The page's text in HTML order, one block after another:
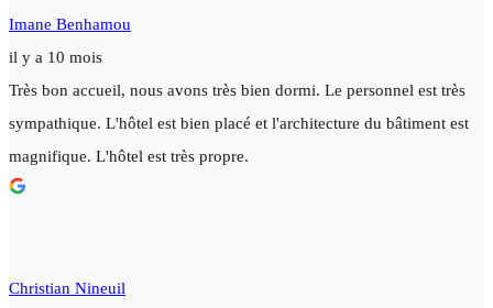
Imane Benhamou
il y a 10 mois
Très bon accueil, nous avons très bien dormi. Le personnel est très
sympathique. L'hôtel est bien placé et l'architecture du bâtiment est
magnifique. L'hôtel est très propre.
Christian Nineuil